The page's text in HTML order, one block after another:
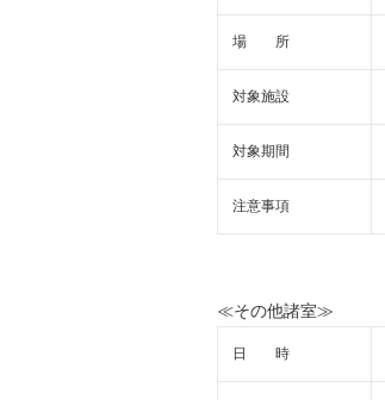
場 所
対象施設
対象期間
注意事項
≪その他諸室≫
日 時